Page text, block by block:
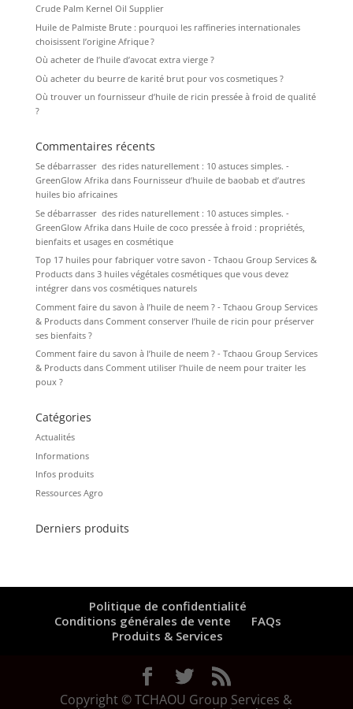
Crude Palm Kernel Oil Supplier
Huile de Palmiste Brute : pourquoi les raffineries internationales
choisissent l’origine Afrique ?
Où acheter de l’huile d’avocat extra vierge ?
Où acheter du beurre de karité brut pour vos cosmetiques ?
Où trouver un fournisseur d’huile de ricin pressée à froid de qualité
?
Commentaires récents
Se débarrasser des rides naturellement : 10 astuces simples. -
GreenGlow Afrikadans Fournisseur d’huile de baobab et d’autres
huiles bio africaines
Se débarrasser des rides naturellement : 10 astuces simples. -
GreenGlow Afrikadans Huile de coco pressée à froid : propriétés,
bienfaits et usages en cosmétique
Top 17 huiles pour fabriquer votre savon - Tchaou Group Services &
Productsdans 3 huiles végétales cosmétiques que vous devez
intégrer dans vos cosmétiques naturels
Comment faire du savon à l’huile de neem ? - Tchaou Group Services
& Productsdans Comment conserver l’huile de ricin pour préserver
ses bienfaits ?
Comment faire du savon à l’huile de neem ? - Tchaou Group Services
& Productsdans Comment utiliser l’huile de neem pour traiter les
poux ?
Catégories
Actualités
Informations
Infos produits
Ressources Agro
Derniers produits
Politique de confidentialité
Conditions générales de vente
FAQs
Produits & Services
Copyright © TCHAOU Group Services &